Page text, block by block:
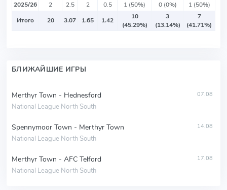
2025/26
2 2.5 2 0.5 1 (50%) 0 (0%)
1 (50%)
Итого
20 3.07 1.65 1.42
10
(45.29%)
3
(13.14%)
7
(41.71%)
БЛИЖАЙШИЕ ИГРЫ
Merthyr Town - Hednesford
National League North South
07.08
Spennymoor Town - Merthyr Town
National League North South
14.08
Merthyr Town - AFC Telford
National League North South
17.08